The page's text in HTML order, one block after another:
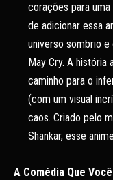
corações para
de adicionar essa
universo sombrio
May Cry. A
caminho para o
(com um visual
caos. Criado pelo
Shankar, esse
A Comédia Que